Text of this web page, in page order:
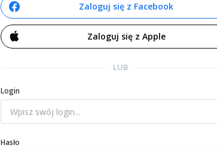
Zaloguj się z Facebook
Zaloguj się z Apple
LUB
Login
Hasło